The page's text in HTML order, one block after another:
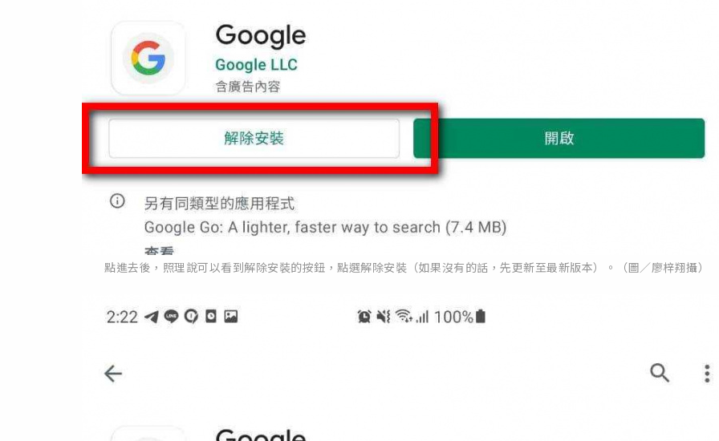
點進去後，照理說可以看到解除安裝的按鈕，點選解除安裝（如果沒有的話，先更新至最新版本）。（圖／廖梓翔攝）